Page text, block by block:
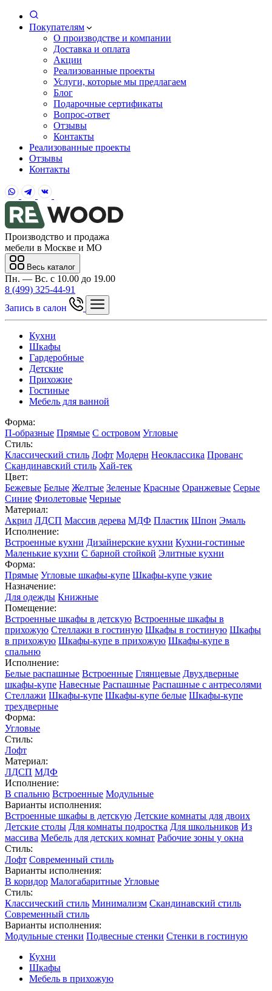
Покупателям
О производстве и компании
Доставка и оплата
Акции
Реализованные проекты
Услуги, которые мы предлагаем
Блог
Подарочные сертификаты
Вопрос-ответ
Отзывы
Контакты
Реализованные проекты
Отзывы
Контакты
Производство и продажа
мебели в Москве и МО
Весь каталог
Пн. — Вс. с 10.00 до 19.00
8 (499) 325-44-91
Запись в салон
Кухни
Шкафы
Гардеробные
Детские
Прихожие
Гостиные
Мебель для ванной
Форма:
П-образные Прямые С островом Угловые
Стиль:
Классический стиль Лофт Модерн Неоклассика Прованс
Скандинавский стиль Хай-тек
Цвет:
Бежевые Белые Желтые Зеленые Красные Оранжевые Серые
Синие Фиолетовые Черные
Материал:
Акрил ЛДСП Массив дерева МДФ Пластик Шпон Эмаль
Исполнение:
Встроенные кухни Дизайнерские кухни Кухни-гостиные
Маленькие кухни С барной стойкой Элитные кухни
Форма:
Прямые Угловые шкафы-купе Шкафы-купе узкие
Назначение:
Для одежды Книжные
Помещение:
Встроенные шкафы в детскую Встроенные шкафы в
прихожую Стеллажи в гостиную Шкафы в гостиную Шкафы
в прихожую Шкафы-купе в прихожую Шкафы-купе в
спальню
Исполнение:
Белые распашные Встроенные Глянцевые Двухдверные
шкафы-купе Навесные Распашные Распашные с антресолями
Стеллажи Шкафы-купе Шкафы-купе белые Шкафы-купе
трехдверные
Форма:
Угловые
Стиль:
Лофт
Материал:
ЛДСП МДФ
Исполнение:
В спальню Встроенные Модульные
Варианты исполнения:
Встроенные шкафы в детскую Детские комнаты для двоих
Детские столы Для комнаты подростка Для школьников Из
массива Мебель для детских комнат Рабочие зоны у окна
Стиль:
Лофт Современный стиль
Варианты исполнения:
В коридор Малогабаритные Угловые
Стиль:
Классический стиль Минимализм Скандинавский стиль
Современный стиль
Варианты исполнения:
Модульные стенки Подвесные стенки Стенки в гостиную
Кухни
Шкафы
Мебель в прихожую